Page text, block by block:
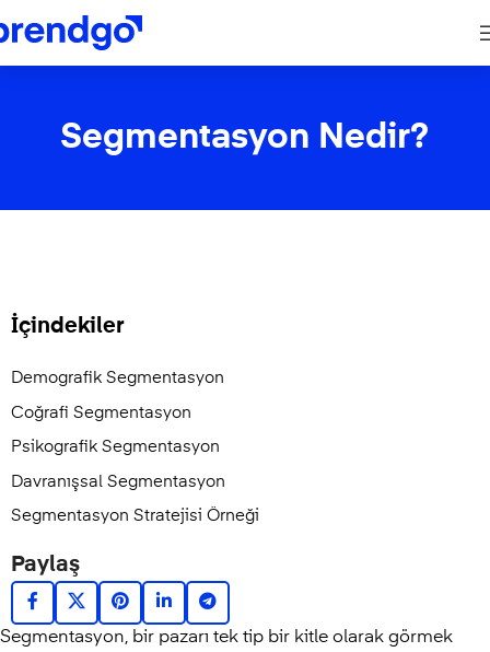
Segmentasyon Nedir?
İçindekiler
Demografik Segmentasyon
Coğrafi Segmentasyon
Psikografik Segmentasyon
Davranışsal Segmentasyon
Segmentasyon Stratejisi Örneği
Paylaş
Segmentasyon, bir pazarı tek tip bir kitle olarak görmek